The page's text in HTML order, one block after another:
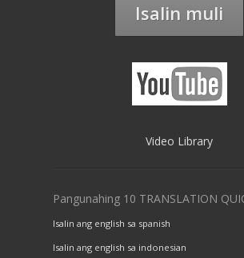
Isalin muli
Video Library
Pangunahing 10 TRANSLATION
Isalin ang english sa spanish
Isalin ang english sa indonesian